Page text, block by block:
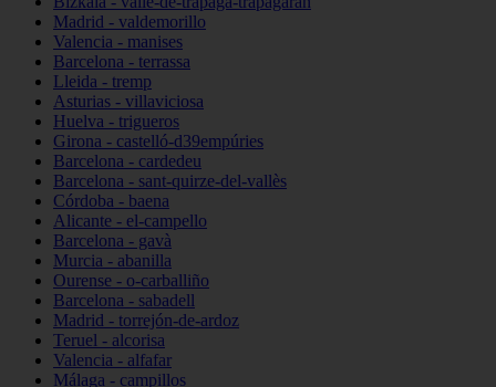
Madrid - valdemorillo
Valencia - manises
Barcelona - terrassa
Lleida - tremp
Asturias - villaviciosa
Huelva - trigueros
Girona - castelló-d39empúries
Barcelona - cardedeu
Barcelona - sant-quirze-del-vallès
Córdoba - baena
Alicante - el-campello
Barcelona - gavà
Murcia - abanilla
Ourense - o-carballiño
Barcelona - sabadell
Madrid - torrejón-de-ardoz
Teruel - alcorisa
Valencia - alfafar
Málaga - campillos